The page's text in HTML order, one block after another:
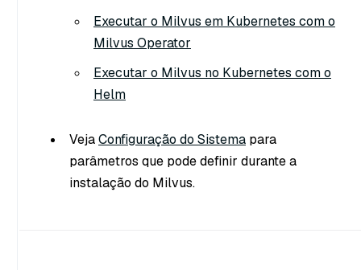
Executar o Milvus em Kubernetes com o
Milvus Operator
Executar o Milvus no Kubernetes com o
Helm
VejaConfiguração do Sistema para
parâmetros que pode definir durante a
instalação do Milvus.